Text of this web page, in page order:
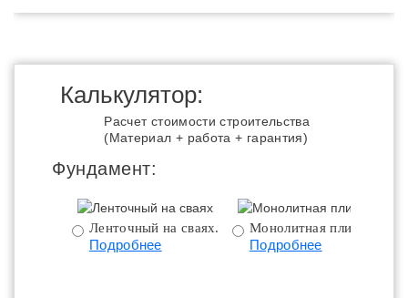
Калькулятор:
Расчет стоимости строительства
(Материал + работа + гарантия)
Фундамент:
Ленточный на сваях.
Подробнее
Монолитная плита.
Подробнее